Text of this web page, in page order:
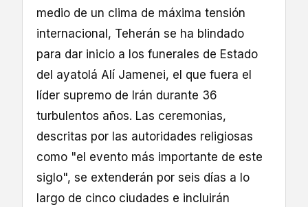
medio de un clima de máxima tensión
internacional, Teherán se ha blindado
para dar inicio a los funerales de Estado
del ayatolá Alí Jamenei, el que fuera el
líder supremo de Irán durante 36
turbulentos años. Las ceremonias,
descritas por las autoridades religiosas
como "el evento más importante de este
siglo", se extenderán por seis días a lo
largo de cinco ciudades e incluirán